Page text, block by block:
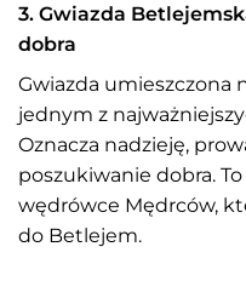
3. Gwiazda
dobra
Gwiazda umieszczona
jednym z
Oznacza nadzieję,
poszukiwanie dobra.
wędrówce Mędrców,
do Betlejem.